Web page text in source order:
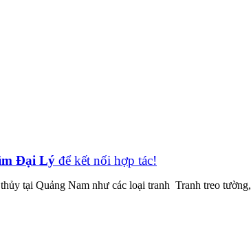
Đại Lý để kết nối hợp tác!
tại Quảng Nam như các loại tranh Tranh treo